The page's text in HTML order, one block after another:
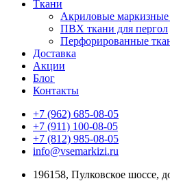
Ткани
Акриловые маркизные
ПВХ ткани для пергол
Перфорированные
Доставка
Акции
Блог
Контакты
+7 (962) 685-08-05
+7 (911) 100-08-05
+7 (812) 985-08-05
info@vsemarkizi.ru
196158, Пулковское шоссе,